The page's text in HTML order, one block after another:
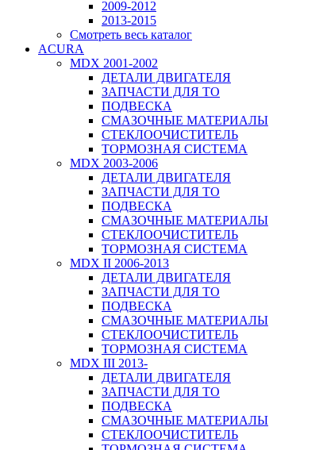
2009-2012
2013-2015
Смотреть весь каталог
ACURA
MDX 2001-2002
ДЕТАЛИ ДВИГАТЕЛЯ
ЗАПЧАСТИ ДЛЯ ТО
ПОДВЕСКА
СМАЗОЧНЫЕ МАТЕРИАЛЫ
СТЕКЛООЧИСТИТЕЛЬ
ТОРМОЗНАЯ СИСТЕМА
MDX 2003-2006
ДЕТАЛИ ДВИГАТЕЛЯ
ЗАПЧАСТИ ДЛЯ ТО
ПОДВЕСКА
СМАЗОЧНЫЕ МАТЕРИАЛЫ
СТЕКЛООЧИСТИТЕЛЬ
ТОРМОЗНАЯ СИСТЕМА
MDX II 2006-2013
ДЕТАЛИ ДВИГАТЕЛЯ
ЗАПЧАСТИ ДЛЯ ТО
ПОДВЕСКА
СМАЗОЧНЫЕ МАТЕРИАЛЫ
СТЕКЛООЧИСТИТЕЛЬ
ТОРМОЗНАЯ СИСТЕМА
MDX III 2013-
ДЕТАЛИ ДВИГАТЕЛЯ
ЗАПЧАСТИ ДЛЯ ТО
ПОДВЕСКА
СМАЗОЧНЫЕ МАТЕРИАЛЫ
СТЕКЛООЧИСТИТЕЛЬ